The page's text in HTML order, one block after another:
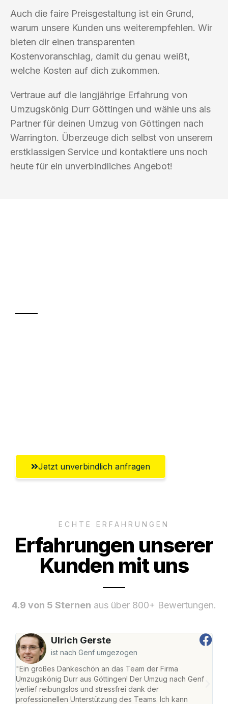
Auch die faire Preisgestaltung ist ein Grund,
warum unsere Kunden uns weiterempfehlen. Wir
bieten dir einen transparenten
Kostenvoranschlag, damit du genau weißt,
welche Kosten auf dich zukommen.
Vertraue auf die langjährige Erfahrung von
Umzugskönig Durr Göttingen und wähle uns als
Partner für deinen Umzug von Göttingen nach
Warrington. Überzeuge dich selbst von unserem
erstklassigen Service und kontaktiere uns noch
heute für ein unverbindliches Angebot!
Jetzt unverbindlich anfragen
ECHTE ERFAHRUNGEN
Erfahrungen unserer
Kunden mit uns
4.9 von 5 Sternen aus über 800+ Bewertungen.
Ulrich Gerste
ist nach Genf umgezogen
"Ein großes Dankeschön an das Team der Firma
Umzugskönig Durr aus Göttingen! Der Umzug nach Genf
verlief reibungslos und stressfrei dank der
professionellen Unterstützung des Teams. Ich kann